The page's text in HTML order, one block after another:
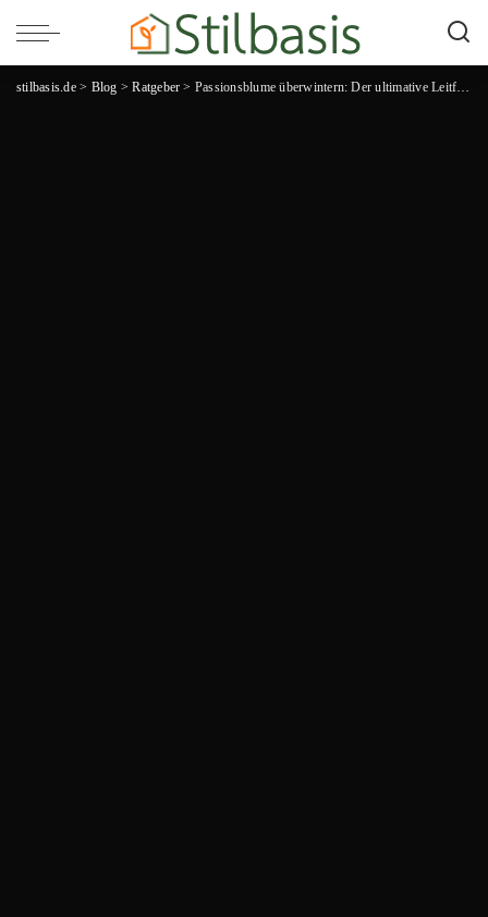
stilbasis.de> Blog >Ratgeber > Passionsblume überwintern: Der ultimative Leitfaden für die richtige Pflege im Winter